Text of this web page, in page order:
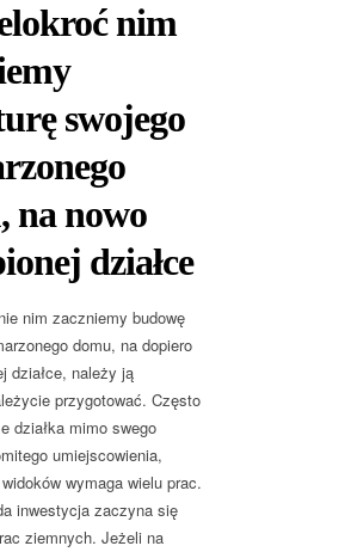
nim
swojego
na nowo
działce
nim zaczniemy budowę
domu, na dopiero
działce, należy ją
przygotować. Często
działka mimo swego
umiejscowienia,
wymaga wielu prac.
inwestycja zaczyna się
ziemnych. Jeżeli na